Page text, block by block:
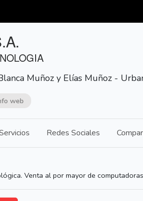
Muñoz y Elías Muñoz -
web
Redes Sociales
Venta al por mayor de